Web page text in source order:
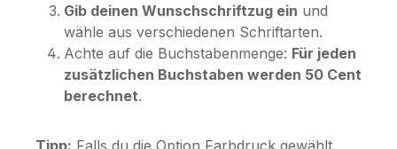
Gib deinen Wunschschriftzug ein und
wähle aus verschiedenen Schriftarten.
Achte auf die Buchstabenmenge: Für jeden
zusätzlichen Buchstaben werden 50 Cent
berechnet.
Tipp: Falls du die Option Farbdruck gewählt